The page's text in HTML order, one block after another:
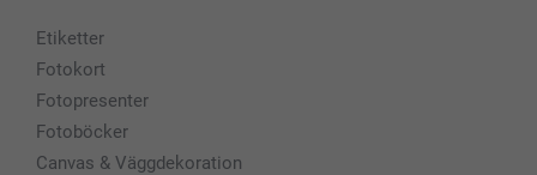
Etiketter
Fotokort
Fotopresenter
Fotoböcker
Canvas & Väggdekoration